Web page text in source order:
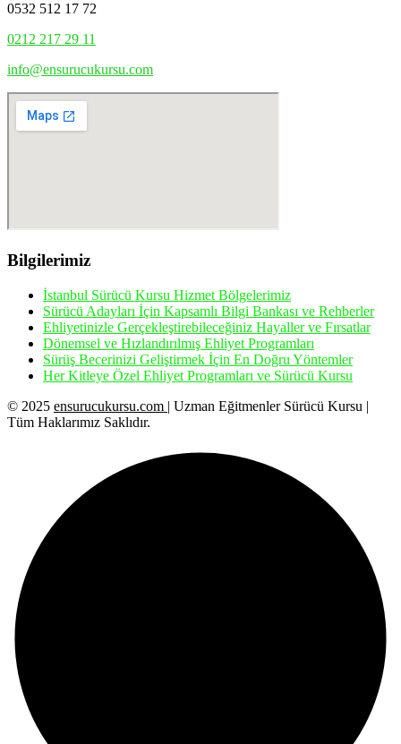
0532 512 17 72
0212 217 29 11
info@ensurucukursu.com
Bilgilerimiz
İstanbul Sürücü Kursu Hizmet Bölgelerimiz
Sürücü Adayları İçin Kapsamlı Bilgi Bankası ve Rehberler
Ehliyetinizle Gerçekleştirebileceğiniz Hayaller ve Fırsatlar
Dönemsel ve Hızlandırılmış Ehliyet Programları
Sürüş Becerinizi Geliştirmek İçin En Doğru Yöntemler
Her Kitleye Özel Ehliyet Programları ve Sürücü Kursu
© 2025 ensurucukursu.com | Uzman Eğitmenler Sürücü Kursu |
Tüm Haklarımız Saklıdır.